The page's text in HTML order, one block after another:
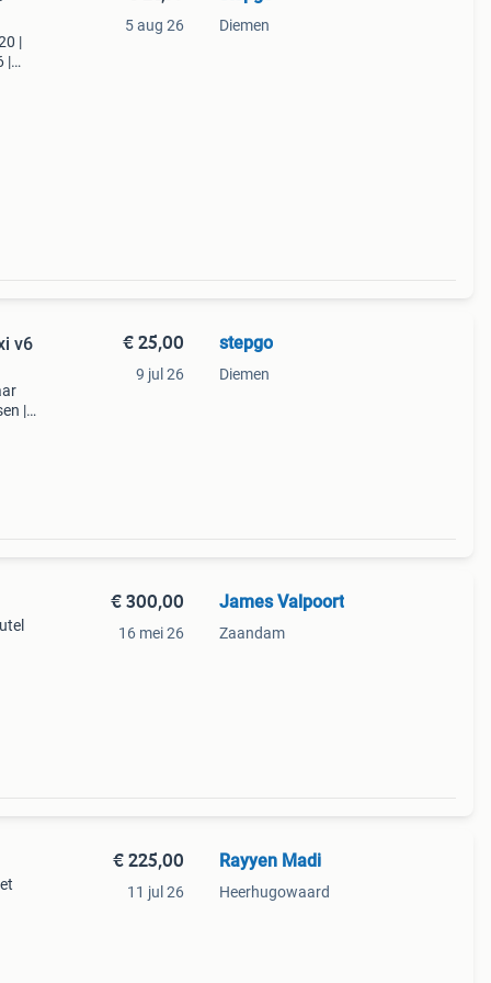
|
|
5 aug 26 Diemen
|
€ 25,00
9 jul 26
stepgo
Diemen
€ 300,00
16 mei 26
James Valpoort
Zaandam
€ 225,00
11 jul 26
Rayyen Madi
Heerhugowaard